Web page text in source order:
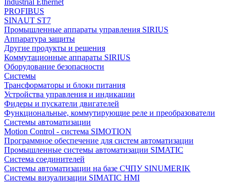
Industrial Ethernet
PROFIBUS
SINAUT ST7
Промышленные аппараты управления SIRIUS
Аппаратура защиты
Другие продукты и решения
Коммутационные аппараты SIRIUS
Оборудование безопасности
Системы
Трансформаторы и блоки питания
Устройства управления и индикации
Фидеры и пускатели двигателей
Функциональные, коммутирующие реле и преобразователи
Системы автоматизации
Motion Control - система SIMOTION
Программное обеспечение для систем автоматизации
Промышленные системы автоматизации SIMATIC
Система соединителей
Системы автоматизации на базе СЧПУ SINUMERIK
Системы визуализации SIMATIC HMI